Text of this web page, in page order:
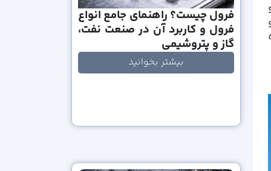
فرول چیست؟ راهنمای جامع انواع
فرول و کاربرد آن در صنعت نفت،
گاز و پتروشیمی
بیشتر بخوانید